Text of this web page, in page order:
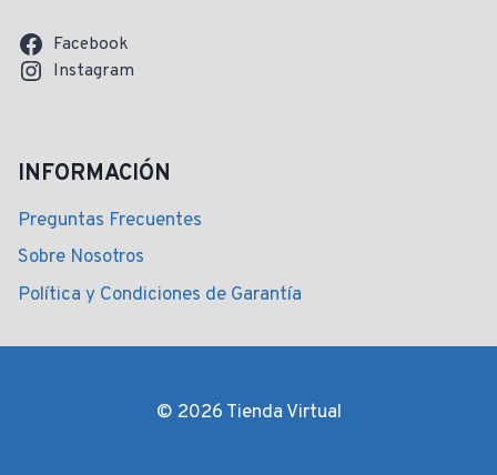
Facebook
Instagram
INFORMACIÓN
Preguntas Frecuentes
Sobre Nosotros
Política y Condiciones de Garantía
© 2026 Tienda Virtual